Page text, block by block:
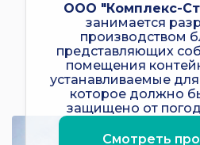
ООО "Комплекс-
занимается
производством
представляющих
помещения
устанавливаемые
которое должно
защищено от
Смотреть